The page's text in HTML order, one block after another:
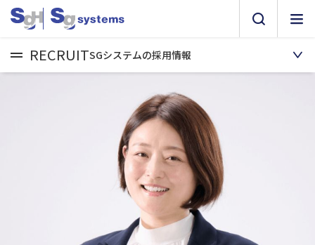
RECRUITSGシステムの採用情報